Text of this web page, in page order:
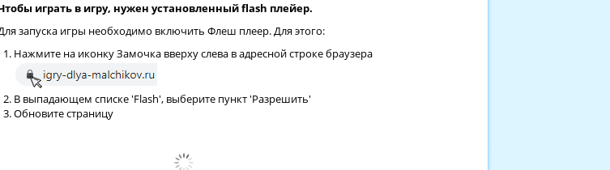
играть в игру, нужен установленный flash плейер.
запуска игры необходимо включить Флеш плеер. Для этого:
Нажмите на иконку Замочка вверху слева в адресной строке браузера
В выпадающем списке 'Flash', выберите пункт 'Разрешить'
Обновите страницу